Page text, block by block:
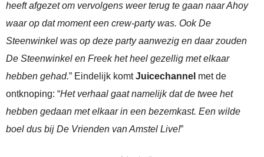
heeft afgezet om vervolgens weer terug te gaan naar Ahoy
waar op dat moment een crew-party was. Ook De
Steenwinkel was op deze party aanwezig en daar zouden
De Steenwinkel en Freek het heel gezellig met elkaar
hebben gehad.” Eindelijk komtJuicechannel met de
ontknoping: “Het verhaal gaat namelijk dat de twee het
hebben gedaan met elkaar in een bezemkast. Een wilde
boel dus bij De Vrienden van Amstel Live!”